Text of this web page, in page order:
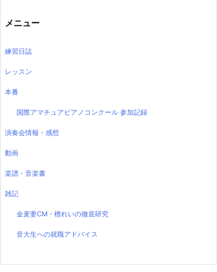
事
メニュー
練習日誌
レッスン
本番
国際アマチュアピアノコンクール 参加記録
演奏会情報・感想
動画
楽譜・音楽書
雑記
金麦妻CM・檀れいの徹底研究
音大生への就職アドバイス